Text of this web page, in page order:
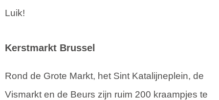
Luik!
Kerstmarkt Brussel
Rond de Grote Markt, het Sint Katalijneplein, de
Vismarkt en de Beurs zijn ruim 200 kraampjes te